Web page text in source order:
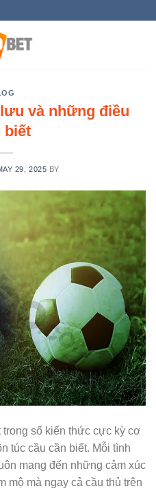
và những điều
biết
29, 2025 BY
trong số kiến thức cực kỳ cơ
túc cầu cần biết. Mỗi tình
mang đến những cảm xúc
mộ mà ngay cả cầu thủ trên